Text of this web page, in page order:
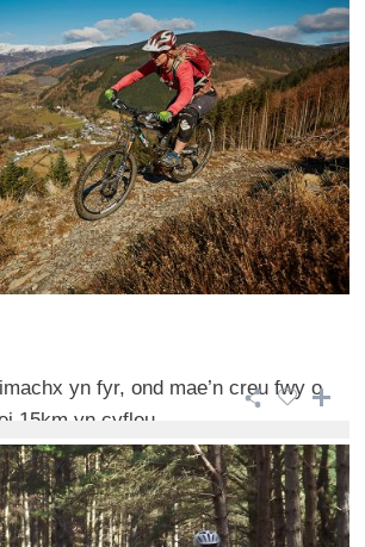
yn fyr, ond mae’n creu fwy o
15km yn cyfleu.